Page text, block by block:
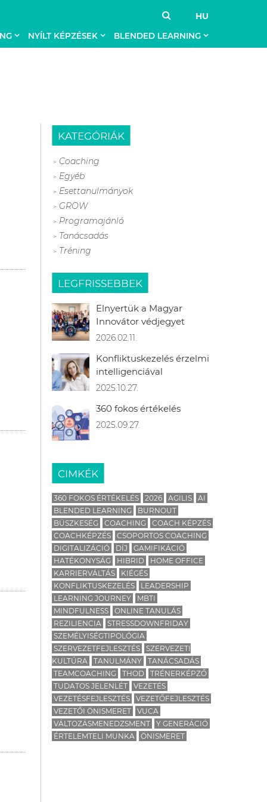
HU
NYÍLT KÉPZÉSEK BLENDED LEARNING
KATEGÓRIÁK
Coaching
Egyéb
Esettanulmányok
GROW
Programajánló
Tanácsadás
Tréning
LEGFRISSEBBEK
Elnyertük a Magyar
Innovátor védjegyet
2026.02.11.
Konfliktuskezelés érzelmi
intelligenciával
2025.10.27.
360 fokos értékelés
2025.09.27.
CIMKÉK
360 FOKOS ÉRTÉKELÉS 2026 AGILIS
AI
BLENDED LEARNING
BURNOUT
BÜSZKESÉG
COACHING
COACH KÉPZÉS
COACHKÉPZÉS
CSOPORTOS COACHING
DIGITALIZÁCIÓ
DÍJ
GAMIFIKÁCIÓ
HATÉKONYSÁG
HIBRID
HOME OFFICE
KARRIERVÁLTÁS
KIÉGÉS
KONFLIKTUSKEZELÉS
LEADERSHIP
LEARNING JOURNEY
MBTI
MINDFULNESS
ONLINE TANULÁS
REZILIENCIA
STRESSDOWNFRIDAY
SZEMÉLYISÉGTIPOLÓGIA
SZERVEZETFEJLESZTÉS
SZERVEZETI
KULTÚRA
TANULMÁNY
TANÁCSADÁS
TEAMCOACHING
THOD
TRÉNERKÉPZŐ
TUDATOS JELENLÉT
VEZETÉS
VEZETÉSFEJLESZTÉS
VEZETŐFEJLESZTÉS
VEZETŐI ÖNISMERET
VUCA
VÁLTOZÁSMENEDZSMENT
Y GENERÁCIÓ
ÉRTELEMTELI MUNKA
ÖNISMERET